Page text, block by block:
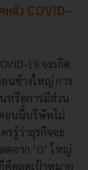
คหลัง COVID-
19 จะเกิด
นข้างใหญ่ การ
หรือการมีส่วน
อนนี้บริษัทไม่
รรู้ว่าธุรกิจจะ
จาก ‘O’ ใหญ่
คือลดเป้าหมาย